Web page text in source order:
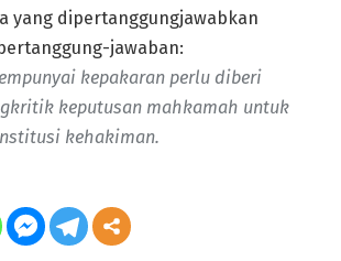
yang dipertanggungjawabkan
jawaban:
kepakaran perlu diberi
keputusan mahkamah untuk
kehakiman.